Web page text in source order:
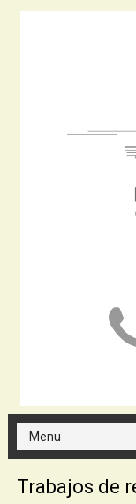
Trabajos de